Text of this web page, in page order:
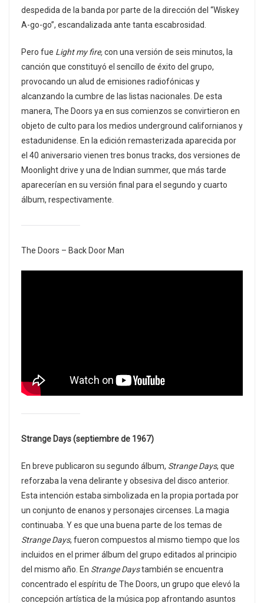
despedida de la banda por parte de la dirección del “Wiskey
A-go-go”, escandalizada ante tanta escabrosidad.
Pero fue Light my fire,con una versión de seis minutos, la
canción que constituyó el sencillo de éxito del grupo,
provocando un alud de emisiones radiofónicas y
alcanzando la cumbre de las listas nacionales. De esta
manera, The Doors ya en sus comienzos se convirtieron en
objeto de culto para los medios underground californianos y
estadunidense. En la edición remasterizada aparecida por
el 40 aniversario vienen tres bonus tracks, dos versiones de
Moonlight drive y una de Indian summer, que más tarde
aparecerían en su versión final para el segundo y cuarto
álbum, respectivamente.
The Doors – Back Door Man
Strange Days (septiembre de 1967)
En breve publicaron su segundo álbum, Strange Days, que
reforzaba la vena delirante y obsesiva del disco anterior.
Esta intención estaba simbolizada en la propia portada por
un conjunto de enanos y personajes circenses. La magia
continuaba. Y es que una buena parte de los temas de
Strange Days, fueron compuestos al mismo tiempo que los
incluidos en el primer álbum del grupo editados al principio
del mismo año. En Strange Daystambién se encuentra
concentrado el espíritu de The Doors, un grupo que elevó la
concepción artística de la música pop afrontando asuntos